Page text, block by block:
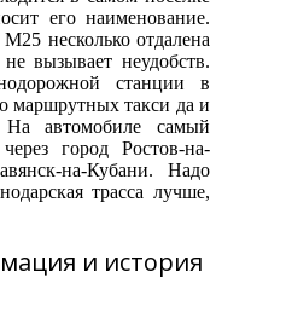
его наименование.
несколько отдалена
вызывает неудобств.
станции в
маршрутных такси да и
автомобиле самый
город Ростов-на-
на-Кубани. Надо
трасса лучше,
и история